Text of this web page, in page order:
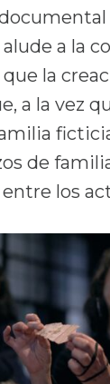
a la
la
a la vez
de
los